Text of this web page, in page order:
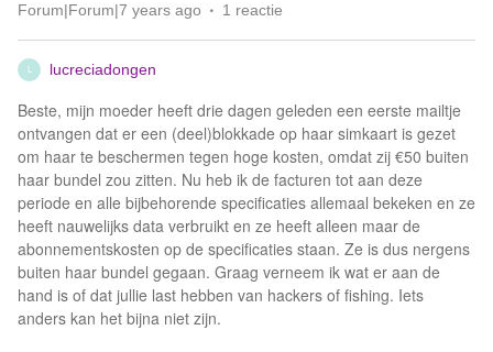
Forum|Forum|7 years ago 1 reactie
L lucreciadongen
Beste, mijn moeder heeft drie dagen geleden een eerste mailtje
ontvangen dat er een (deel)blokkade op haar simkaart is gezet
om haar te beschermen tegen hoge kosten, omdat zij €50 buiten
haar bundel zou zitten. Nu heb ik de facturen tot aan deze
periode en alle bijbehorende specificaties allemaal bekeken en ze
heeft nauwelijks data verbruikt en ze heeft alleen maar de
abonnementskosten op de specificaties staan. Ze is dus nergens
buiten haar bundel gegaan. Graag verneem ik wat er aan de
hand is of dat jullie last hebben van hackers of fishing. Iets
anders kan het bijna niet zijn.